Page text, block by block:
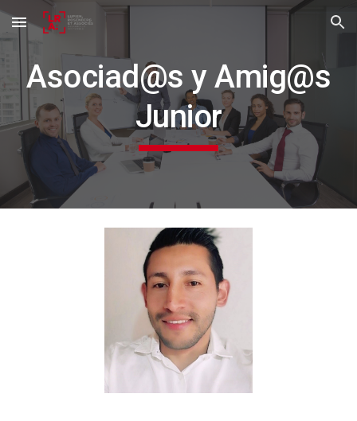
Skip to main content Skip to navigation
Asociad@s y Amig@s
Junior